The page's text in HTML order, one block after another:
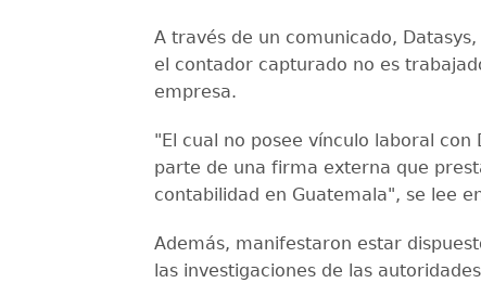
A través de un comunicado,
el contador capturado no es
empresa.
"El cual no posee vínculo laboral con
parte de una firma externa que
contabilidad en Guatemala", se lee
Además, manifestaron estar
las investigaciones de las